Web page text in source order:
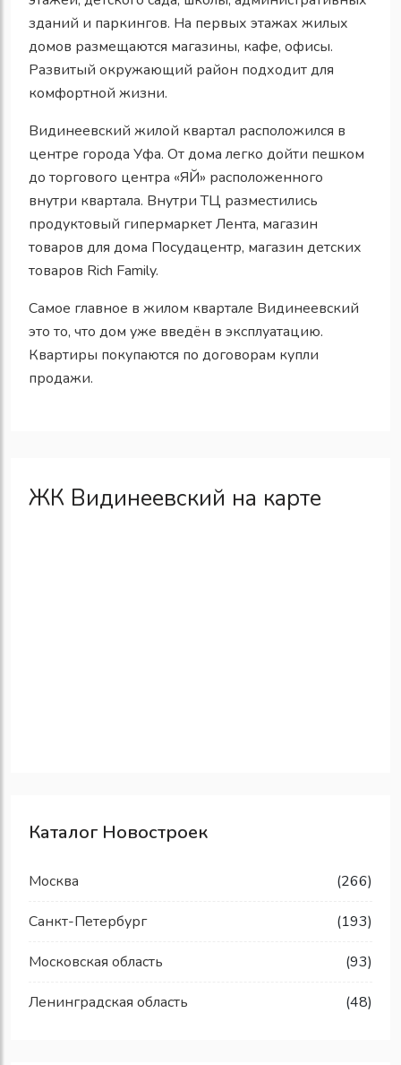
зданий и паркингов. На первых этажах жилых
домов размещаются магазины, кафе, офисы.
Развитый окружающий район подходит для
комфортной жизни.
Видинеевский жилой квартал расположился в
центре города Уфа. От дома легко дойти пешком
до торгового центра «ЯЙ» расположенного
внутри квартала. Внутри ТЦ разместились
продуктовый гипермаркет Лента, магазин
товаров для дома Посудацентр, магазин детских
товаров Rich Family.
Самое главное в жилом квартале Видинеевский
это то, что дом уже введён в эксплуатацию.
Квартиры покупаются по договорам купли
продажи.
ЖК Видинеевский на карте
Каталог Новостроек
Москва (266)
Санкт-Петербург (193)
Московская область (93)
Ленинградская область (48)